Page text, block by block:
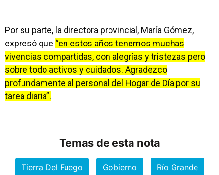
Por su parte, la directora provincial, María Gómez,
expresó que “en estos años tenemos muchas
vivencias compartidas, con alegrías y tristezas pero
sobre todo activos y cuidados. Agradezco
profundamente al personal del Hogar de Día por su
tarea diaria”.
Temas de esta nota
Tierra Del Fuego Gobierno Río Grande